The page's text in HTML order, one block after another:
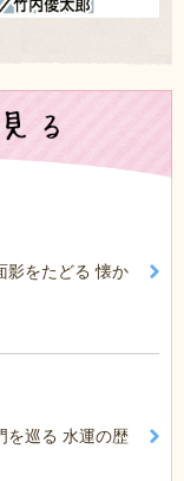
影をたどる 懐か
を巡る 水運の歴